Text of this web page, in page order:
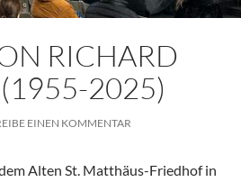
RICHARD
2025)
EINEN KOMMENTAR
Alten St. Matthäus-Friedhof in